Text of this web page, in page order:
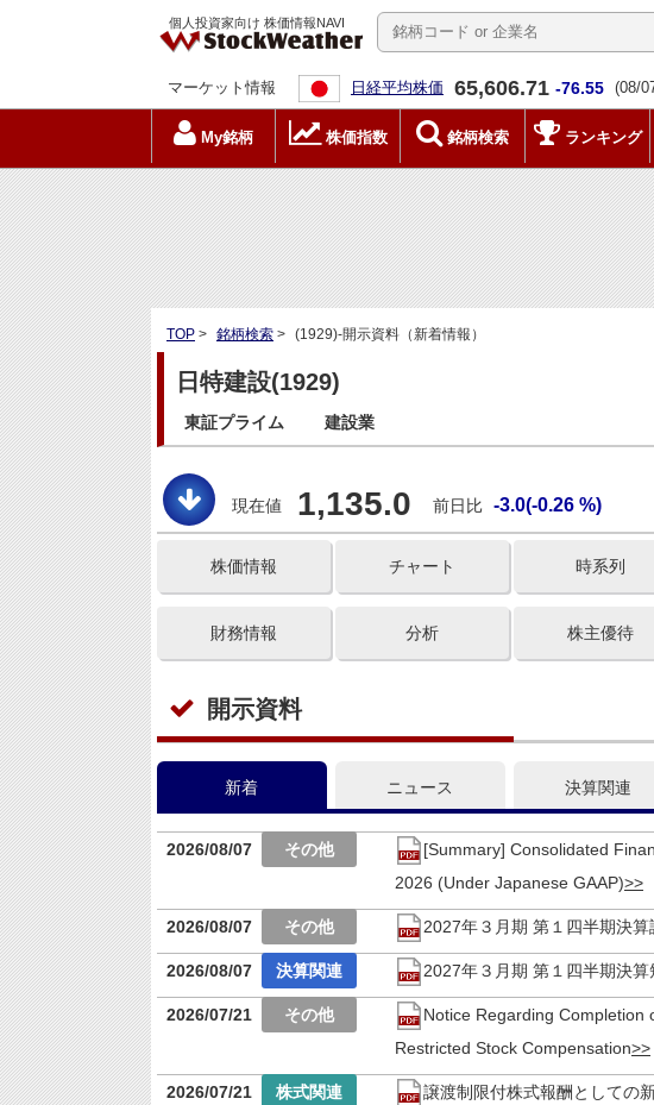
個人投資家向け 株価情報NAVI
マーケット情報 日経平均株価 65,606.71 -76.55 (08/
My銘柄 株価指数 銘柄検索 ランキング
TOP > 銘柄検索 > (1929)-開示資料（新着情報）
日特建設(1929)
東証プライム 建設業
現在値 1,135.0 前日比 -3.0(-0.26 %)
株価情報 チャート 時系列
財務情報 分析 株主優待
開示資料
新着 ニュース 決算関連
2026/08/07
[Summary] Consolidated
2026 (Under Japanese GAAP)
2026/08/07 2027年３月期 第１四半期決算
2026/08/07 2027年３月期 第１四半期決
2026/07/21
Notice Regarding Completion
Restricted Stock Compensation
2026/07/21 譲渡制限付株式報酬としての